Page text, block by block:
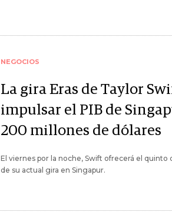
NEGOCIOS
La gira Eras de Taylor
impulsar el PIB de
200 millones de dólares
El viernes por la noche, Swift ofrecerá el quinto
de su actual gira en Singapur.